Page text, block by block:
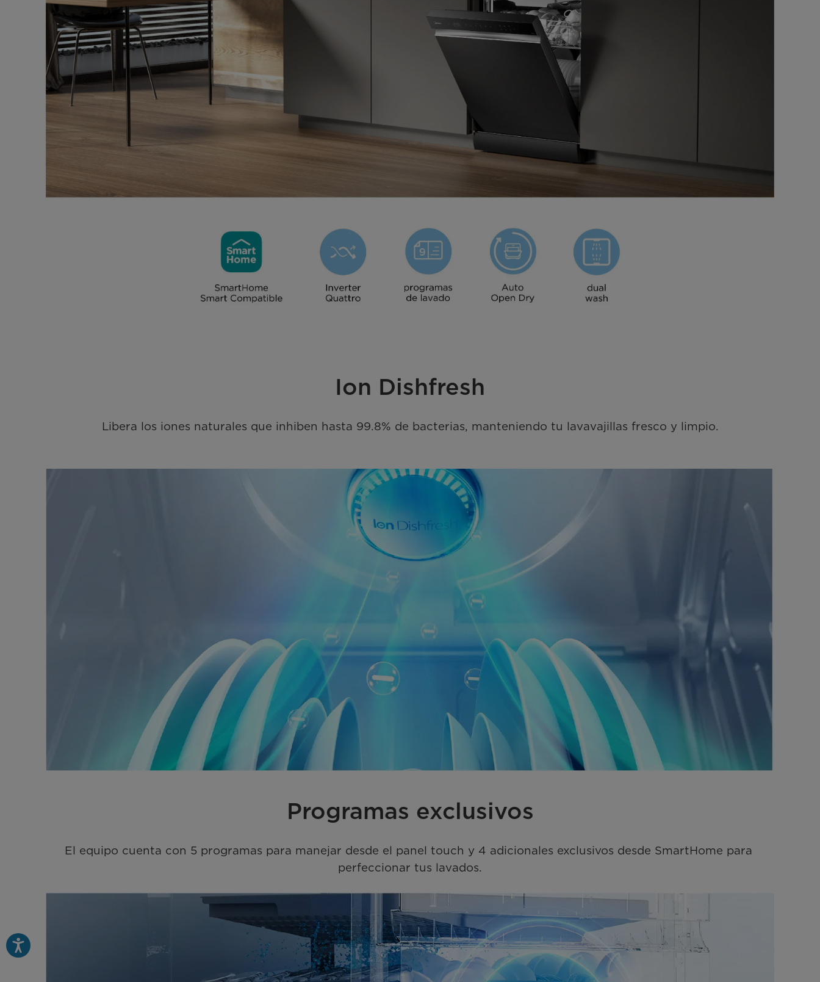
Ion Dishfresh
Libera los iones naturales que inhiben hasta 99.8% de bacterias, manteniendo tu lavavajillas fresco y limpio.
Programas exclusivos
El equipo cuenta con 5 programas para manejar desde el panel touch y 4 adicionales exclusivos desde SmartHome para
perfeccionar tus lavados.